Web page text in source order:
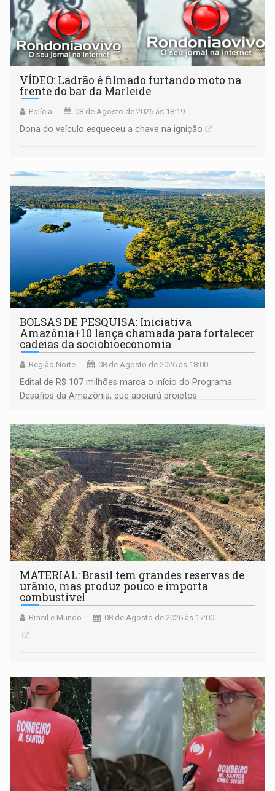
VÍDEO: Ladrão é filmado furtando moto na
frente do bar da Marleide
Polícia 08 de Agosto de 2026 às 18:19
Dona do veículo esqueceu a chave na ignição
BOLSAS DE PESQUISA: Iniciativa
Amazônia+10 lança chamada para fortalecer
cadeias da sociobioeconomia
Região Norte 08 de Agosto de 2026 às 18:00
Edital de R$ 107 milhões marca o início do Programa
Desafios da Amazônia, que apoiará projetos
submissão de pré-propostas poderá ser feita até 1º de
setembro
MATERIAL: Brasil tem grandes reservas de
urânio, mas produz pouco e importa
combustível
Brasil e Mundo 08 de Agosto de 2026 às 17:00